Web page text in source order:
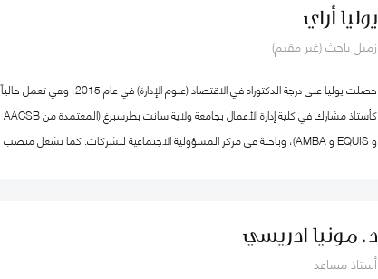
مجلة الأعمال والاقتصاد؛ وجامعة كامبريدج. الدكتورة منى حاليًا عضو في شبكة الخبراء
الإقليمية التابعة لمنظمة الأغذية والزراعة ورئيستها ايضا. حصلت على درجة الدكتوراه. من
الاقتصاد من الجامعة الأمريكية بالقاهرة.
يوليا أراي
زميل باحث (غير مقيم)
حصلت يوليا على درجة الدكتوراه في الاقتصاد (علوم الإدارة) في عام 2015، وهي تعمل حالياً
كأستاذ مشارك في كلية إدارة الأعمال بجامعة ولاية سانت بطرسبرغ (المعتمدة من AACSB
و EQUIS و AMBA)، وباحثة في مركز المسؤولية الاجتماعية للشركات. كما تشغل منصب
والمسؤولية الاجتماعية للشركات. وهي عضو نشط في الشبكة الدولية للباحثين في ريادة
د. مونيا ادريسي
أستاذ مساعد